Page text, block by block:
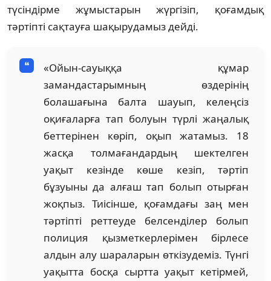
түсіндірме жұмыстарын жүргізіп, қоғамдық
тәртіпті сақтауға шақырудамыз дейді.
«Ойын-сауыққа құмар
замандастарымның өздерінің
болашағына балта шауып, келеңсіз
оқиғаларға тап болуын түрлі жаңалық
беттерінен көріп, оқып жатамыз. 18
жасқа толмағандардың шектелген
уақыт кезінде көше кезіп, тәртіп
бұзуыны да алғаш тап болып отырған
жоқпыз. Тиісінше, қоғамдағы заң мен
тәртіпті реттеуде белсенділер болып
полиция қызметкерлерімен бірлесе
алдын алу шараларын өткізудеміз. Түнгі
уақытта босқа сыртта уақыт кетірмей,